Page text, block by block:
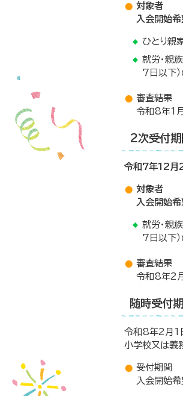
対象者
入会開始
ひとり親
就労・親
7日以下
審査結果
令和8年1月
2次受付期
令和7年12月2
対象者
入会開始
就労・親
7日以下
審査結果
令和8年2
随時受付
令和8年2月1
小学校又は義
受付期間
入会開始